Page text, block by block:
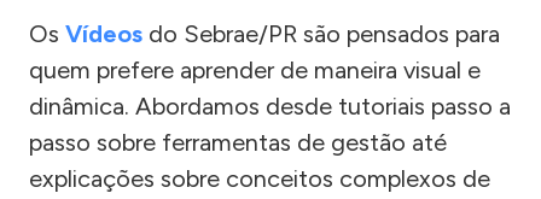
Os Vídeos do Sebrae/PR são pensados para
quem prefere aprender de maneira visual e
dinâmica. Abordamos desde tutoriais passo a
passo sobre ferramentas de gestão até
explicações sobre conceitos complexos de